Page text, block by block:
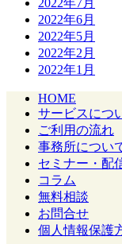
2022年6月
2022年5月
2022年2月
2022年1月
HOME
サービスにつ
ご利用の流れ
事務所につい
セミナー・配
コラム
無料相談
お問合せ
個人情報保護